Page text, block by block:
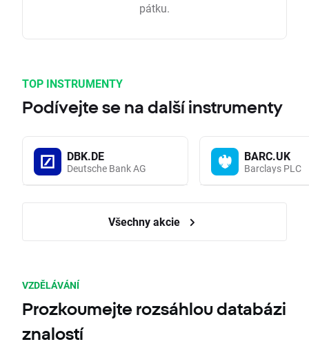
pátku.
TOP INSTRUMENTY
Podívejte se na další instrumenty
DBK.DE
Deutsche Bank AG
BARC.UK
Barclays PLC
Všechny akcie
VZDĚLÁVÁNÍ
Prozkoumejte rozsáhlou databázi
znalostí